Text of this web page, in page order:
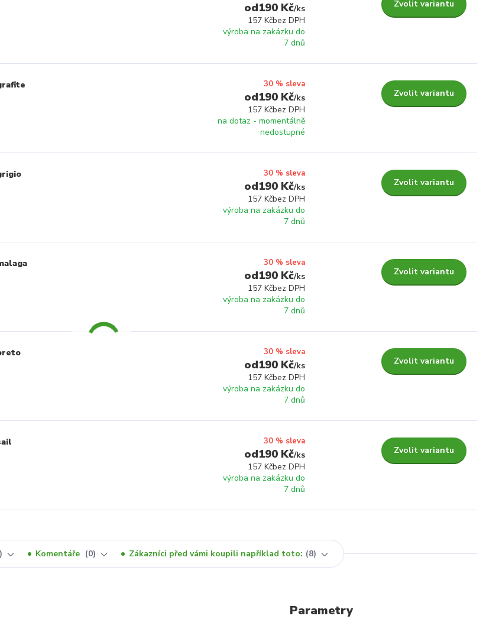
190 Kč/ks
157 Kčbez DPH
výroba na zakázku do
7 dnů
Zvolit variantu
30 % sleva
190 Kč/ks
157 Kčbez DPH
na dotaz - momentálně
nedostupné
Zvolit variantu
30 % sleva
190 Kč/ks
157 Kčbez DPH
výroba na zakázku do
7 dnů
Zvolit variantu
30 % sleva
190 Kč/ks
157 Kčbez DPH
výroba na zakázku do
7 dnů
Zvolit variantu
30 % sleva
190 Kč/ks
157 Kčbez DPH
výroba na zakázku do
7 dnů
Zvolit variantu
30 % sleva
190 Kč/ks
157 Kčbez DPH
výroba na zakázku do
7 dnů
Zvolit variantu
Komentáře 0 Zákazníci před vámi koupili například toto: 8
Parametry